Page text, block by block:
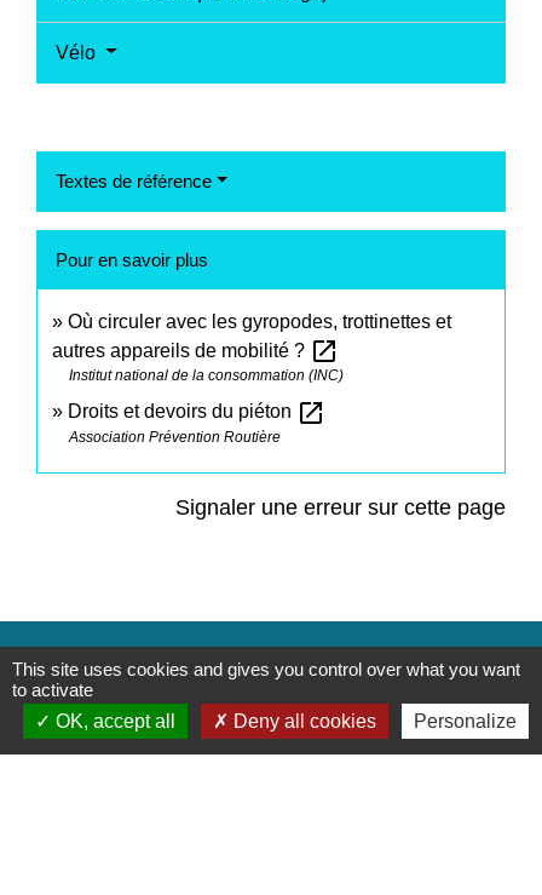
Vélo
Textes de référence
Pour en savoir plus
Où circuler avec les gyropodes, trottinettes et
autres appareils de mobilité ? open_in_new
Institut national de la consommation (INC)
Droits et devoirs du piéton open_in_new
Association Prévention Routière
Signaler une erreur sur cette page
Contacts
Commune de Saint-Mesmes
12 rue de Richebourg
This site uses cookies and gives you control over what you want
to activate
OK, accept all
Deny all cookies Personalize